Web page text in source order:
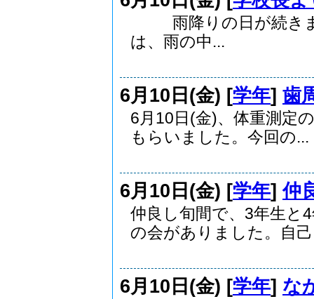
雨降りの日が
は、雨の中...
6月10日(金) [学年] 歯
6月10日(金)、体重測定
もらいました。今回の...
6月10日(金) [学年]仲
仲良し旬間で、3年生と
の会がありました。自
6月10日(金) [学年] な